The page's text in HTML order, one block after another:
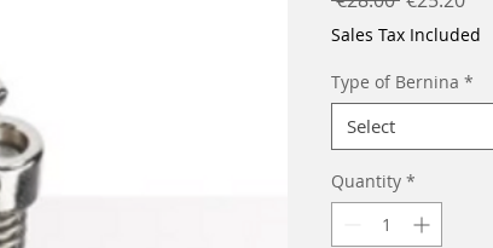
Price
Sales Tax Included
Type of Bernina *
Select
Quantity *